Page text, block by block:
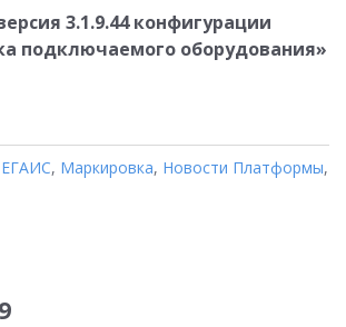
3.1.9.44 конфигурации
подключаемого оборудования»
ЕГАИС, Маркировка, Новости Платформы,